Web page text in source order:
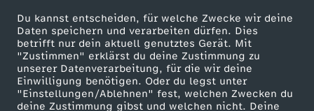
Du kannst entscheiden, für welche Zwecke wir deine
Daten speichern und verarbeiten dürfen. Dies
betrifft nur dein aktuell genutztes Gerät. Mit
"Zustimmen" erklärst du deine Zustimmung zu
unserer Datenverarbeitung, für die wir deine
Einwilligung benötigen. Oder du legst unter
"Einstellungen/Ablehnen" fest, welchen Zwecken du
deine Zustimmung gibst und welchen nicht. Deine
m
T
a
ZDF goes Schule
Werbefernsehen
Mainzelmännchen